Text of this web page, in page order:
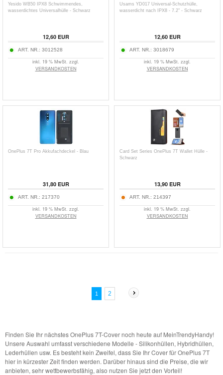
Yesido WB50 IPX8 Schwimmendes,
wasserdichtes Universalhülle - Schwarz
12,60EUR
ART. NR.: 3012528
inkl. 19 % MwSt. zzgl.
VERSANDKOSTEN
Usams YD017 Universal-Schutzhülle,
wasserdicht nach IPX8 - 7.2" - Schwarz
12,60EUR
ART. NR.: 3018679
inkl. 19 % MwSt. zzgl.
VERSANDKOSTEN
OnePlus 7T Pro Akkufachdeckel - Blau
31,80EUR
ART. NR.: 217370
inkl. 19 % MwSt. zzgl.
VERSANDKOSTEN
Card Set Series OnePlus 7T Wallet Hülle -
Schwarz
13,90EUR
ART. NR.: 214397
inkl. 19 % MwSt. zzgl.
VERSANDKOSTEN
1 2
Finden Sie Ihr nächstes OnePlus 7T-Cover noch heute auf MeinTrendyHandy!
Unsere Auswahl umfasst verschiedene Modelle - Silikonhüllen, Hybridhüllen,
Lederhüllen usw. Es besteht kein Zweifel, dass Sie Ihr Cover für OnePlus 7T
hier in kürzester Zeit finden werden. Darüber hinaus sind die Preise, die wir
anbieten, sehr wettbewerbsfähig, also nutzen Sie jetzt den Vorteil!